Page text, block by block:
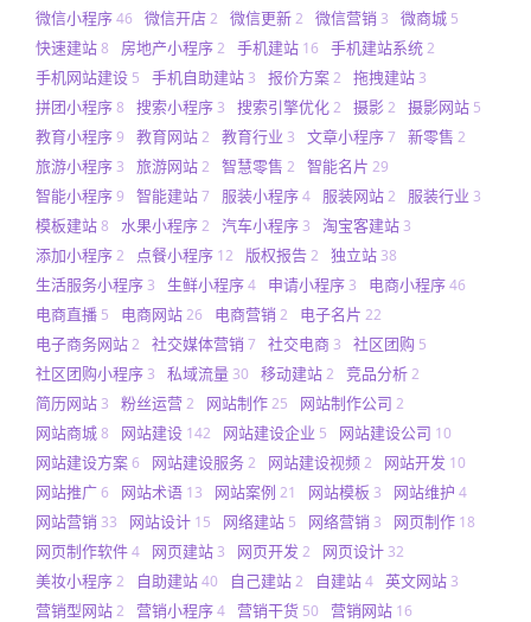
微信小程序46 微信开店2 微信更新2 微信营销 3 微商城 5
快速建站8 房地产小程序2 手机建站 16 手机建站系统2
手机网站建设 5 手机自助建站 3 报价方案2 拖拽建站 3
拼团小程序8 搜索小程序 3 搜索引擎优化2 摄影2 摄影网站 5
教育小程序9 教育网站2 教育行业 3 文章小程序7 新零售 2
旅游小程序 3 旅游网站2 智慧零售 2 智能名片 29
智能小程序9 智能建站7 服装小程序4 服装网站2 服装行业 3
模板建站8 水果小程序2 汽车小程序 3 淘宝客建站 3
添加小程序2 点餐小程序 12 版权报告2 独立站 38
生活服务小程序 3 生鲜小程序4 申请小程序 3 电商小程序46
电商直播 5 电商网站26 电商营销 2 电子名片 22
电子商务网站2 社交媒体营销 7 社交电商 3 社区团购 5
社区团购小程序 3 私域流量 30 移动建站2 竞品分析2
简历网站 3 粉丝运营2 网站制作25 网站制作公司 2
网站商城8 网站建设 142 网站建设企业 5 网站建设公司 10
网站建设方案6 网站建设服务2 网站建设视频2 网站开发 10
网站推广6 网站术语 13 网站案例 21 网站模板 3 网站维护 4
网站营销 33 网站设计 15 网络建站 5 网络营销 3 网页制作 18
网页制作软件4 网页建站 3 网页开发 2 网页设计 32
美妆小程序2 自助建站40 自己建站2 自建站4 英文网站 3
营销型网站2 营销小程序4 营销干货 50 营销网站 16